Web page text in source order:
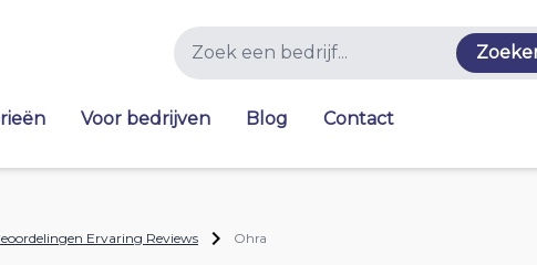
Voor bedrijven Blog Contact
Ervaring Reviews Ohra